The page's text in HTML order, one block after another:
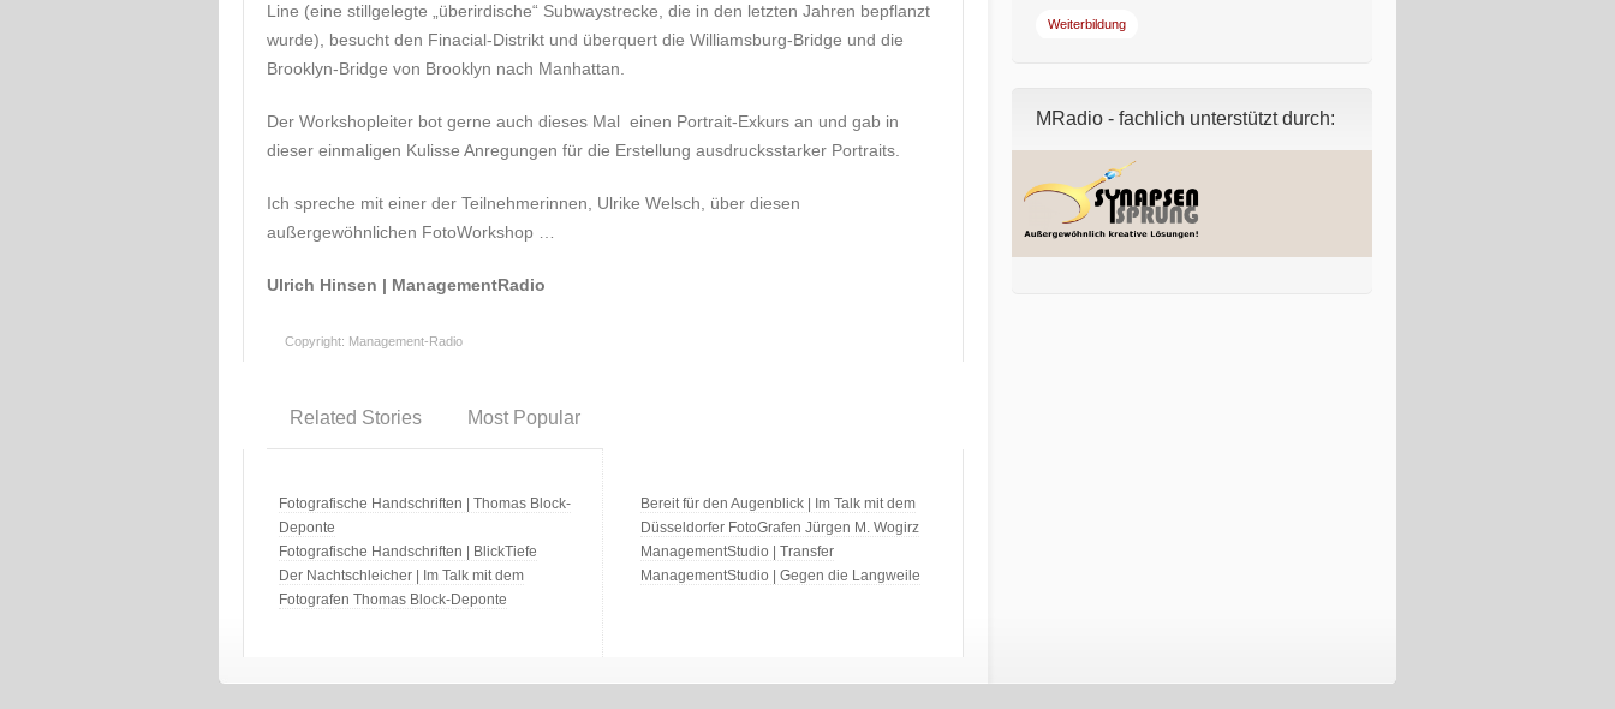
Line (eine stillgelegte „überirdische“ Subwaystrecke, die in den letzten Jahren bepflanzt
wurde), besucht den Finacial-Distrikt und überquert die Williamsburg-Bridge und die
Brooklyn-Bridge von Brooklyn nach Manhattan.
Der Workshopleiter bot gerne auch dieses Mal einen Portrait-Exkurs an und gab in
dieser einmaligen Kulisse Anregungen für die Erstellung ausdrucksstarker Portraits.
Ich spreche mit einer der Teilnehmerinnen, Ulrike Welsch, über diesen
außergewöhnlichen FotoWorkshop …
Ulrich Hinsen | ManagementRadio
Copyright: Management-Radio
Related Stories Most Popular
Fotografische Handschriften | Thomas Block-
Deponte
Fotografische Handschriften | BlickTiefe
Der Nachtschleicher | Im Talk mit dem
Fotografen Thomas Block-Deponte
Bereit für den Augenblick | Im Talk mit dem
Düsseldorfer FotoGrafen Jürgen M. Wogirz
ManagementStudio | Transfer
ManagementStudio | Gegen die Langweile
Weiterbildung
MRadio - fachlich unterstützt durch: